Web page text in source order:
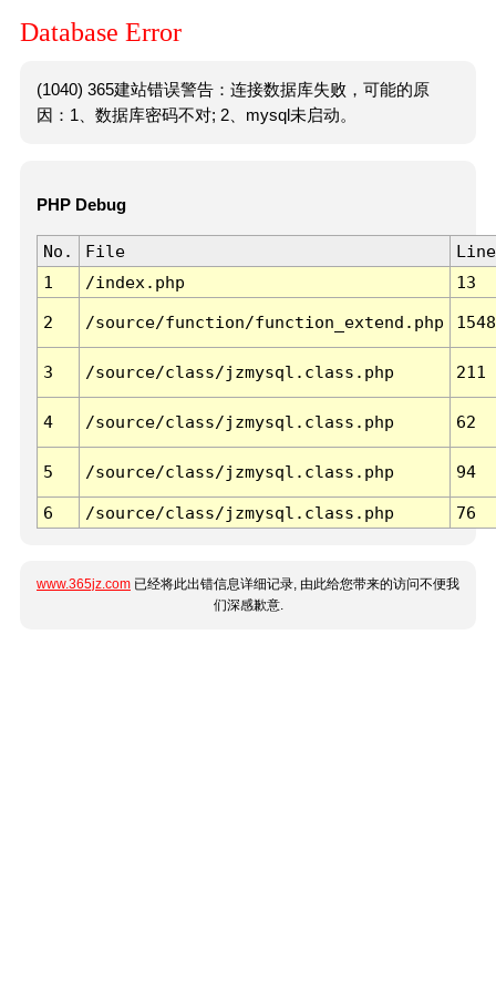
Database Error
(1040) 365建站错误警告：连接数据库失败，可能的原
因：1、数据库密码不对; 2、mysql未启动。
PHP Debug
No. File
Line
1
/index.php 13
2 /source/function/function_extend.php 1548
3 /source/class/jzmysql.class.php 211
4 /source/class/jzmysql.class.php 62
5 /source/class/jzmysql.class.php 94
6 /source/class/jzmysql.class.php 76
www.365jz.com 已经将此出错信息详细记录, 由此给您带来的访问不便我
们深感歉意.